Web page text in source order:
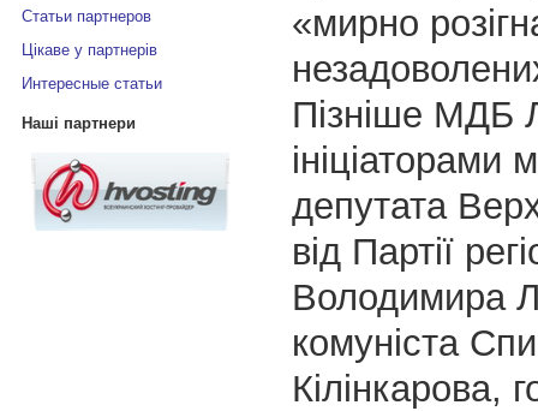
Статьи партнеров
Цікаве у партнерів
Интересные статьи
Наші партнери
«мирно
Пізніше МДБ
ініціаторами
депутата
від Партії
Володимира
комуніста
Кілінкарова,